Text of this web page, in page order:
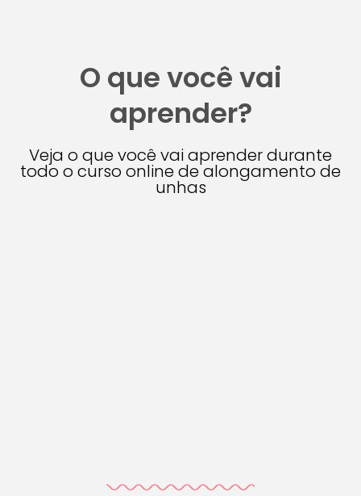
O que você vai
aprender?
Veja o que você vai aprender durante
todo o curso online de alongamento de
unhas